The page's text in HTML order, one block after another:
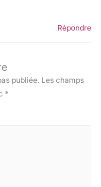
Répondre
publiée. Les champs
*